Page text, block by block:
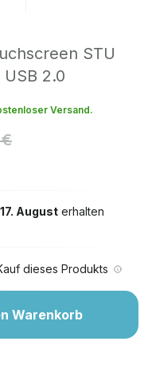
STU
2.0
Versand.
17. August erhalten
dieses Produkts
Warenkorb